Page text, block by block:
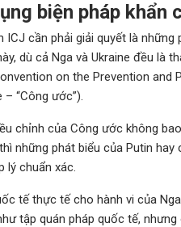
biện pháp khẩn
cần phải giải quyết là
dù cả Nga và Ukraine đều là
on the Prevention
“Công ước”).
chỉnh của Công ước không
những phát biểu của Putin
lý chuẩn xác.
tế thực tế cho hành vi của
tập quán pháp quốc tế,